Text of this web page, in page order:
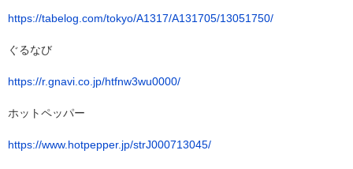
https://tabelog.com/tokyo/A1317/A131705/13051750/
ぐるなび
https://r.gnavi.co.jp/htfnw3wu0000/
ホットペッパー
https://www.hotpepper.jp/strJ000713045/